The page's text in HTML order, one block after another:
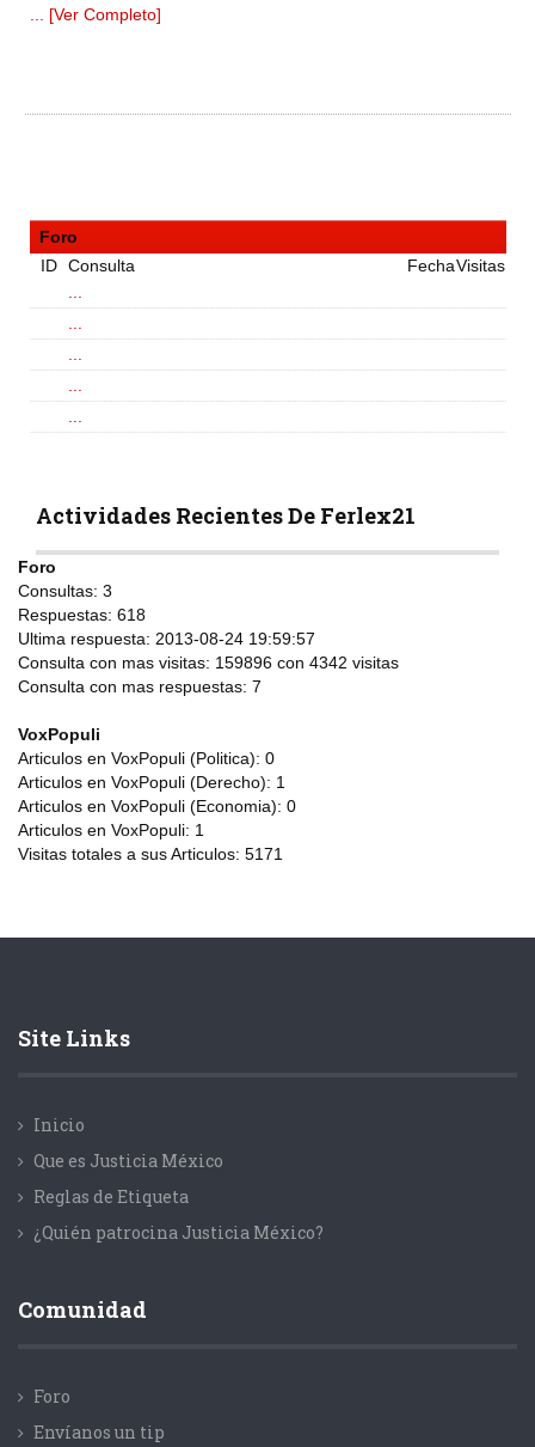
... [Ver Completo]
Foro
ID Consulta FechaVisitas
Actividades Recientes De Ferlex21
Foro
Consultas: 3
Respuestas: 618
Ultima respuesta: 2013-08-24 19:59:57
Consulta con mas visitas: 159896 con 4342 visitas
Consulta con mas respuestas: 7
VoxPopuli
Articulos en VoxPopuli (Politica): 0
Articulos en VoxPopuli (Derecho): 1
Articulos en VoxPopuli (Economia): 0
Articulos en VoxPopuli: 1
Visitas totales a sus Articulos: 5171
Site Links
Inicio
Que es Justicia México
Reglas de Etiqueta
¿Quién patrocina Justicia México?
Comunidad
Foro
Envíanos un tip